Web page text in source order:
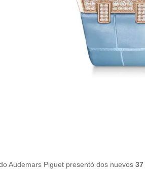
Audemars Piguet presentó dos nuevos 37